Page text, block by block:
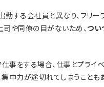
勤する会社員と異なり、フリ
司や同僚の目がないため、 つい
事をする場合、仕事とプライ
集中力が途切れてしまうことも